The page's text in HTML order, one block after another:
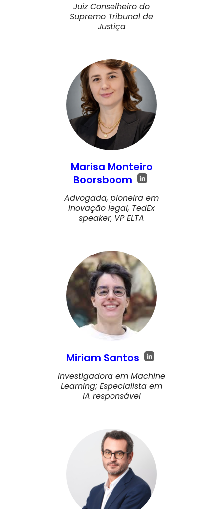
Juiz Conselheiro do
Supremo Tribunal de
Justiça
Marisa Monteiro
Boorsboom
Advogada, pioneira em
inovação legal, TedEx
speaker, VP ELTA
Miriam Santos
Investigadora em Machine
Learning; Especialista em
IA responsável